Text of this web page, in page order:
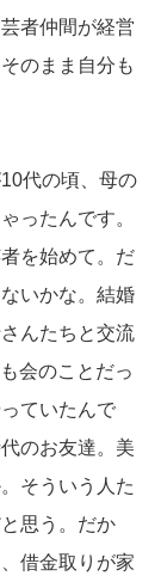
者仲間が経営
のまま自分も
代の頃、母の
ったんです。
を始めて。だ
いかな。結婚
んたちと交流
会のことだっ
ていたんで
のお友達。美
そういう人た
思う。だか
借金取りが家